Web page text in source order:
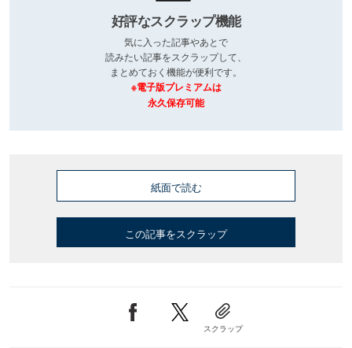
好評なスクラップ機能
気に入った記事やあとで
読みたい記事をスクラップして、
まとめておく機能が便利です。
※電子版プレミアムは
永久保存可能
紙面で読む
この記事をスクラップ
スクラップ